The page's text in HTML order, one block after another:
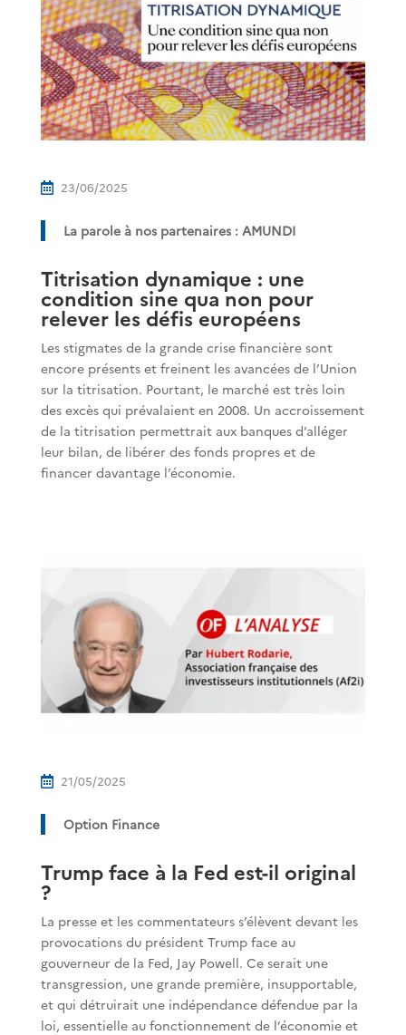
 23/06/2025
La parole à nos partenaires : AMUNDI
Titrisation dynamique : une
condition sine qua non pour
relever les défis européens
Les stigmates de la grande crise financière sont
encore présents et freinent les avancées de l’Union
sur la titrisation. Pourtant, le marché est très loin
des excès qui prévalaient en 2008. Un accroissement
de la titrisation permettrait aux banques d’alléger
leur bilan, de libérer des fonds propres et de
financer davantage l’économie.
 21/05/2025
Option Finance
Trump face à la Fed est-il original
?
La presse et les commentateurs s’élèvent devant les
provocations du président Trump face au
gouverneur de la Fed, Jay Powell. Ce serait une
transgression, une grande première, insupportable,
et qui détruirait une indépendance défendue par la
loi, essentielle au fonctionnement de l’économie et